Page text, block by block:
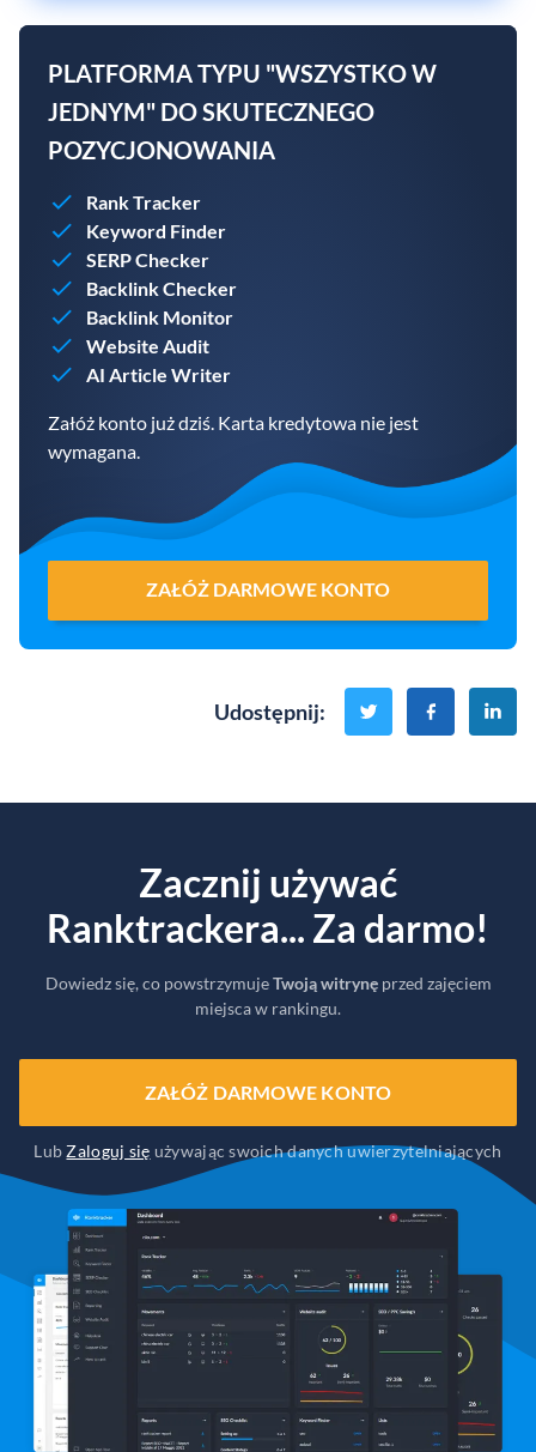
PLATFORMA TYPU "WSZYSTKO W
JEDNYM" DO SKUTECZNEGO
POZYCJONOWANIA
Rank Tracker
Keyword Finder
SERP Checker
Backlink Checker
Backlink Monitor
Website Audit
AI Article Writer
Załóż konto już dziś. Karta kredytowa nie jest
wymagana.
ZAŁÓŻ DARMOWE KONTO
Udostępnij:
Zacznij używać
Ranktrackera... Za darmo!
Dowiedz się, co powstrzymujeTwoją witrynęprzed zajęciem
miejsca w rankingu.
ZAŁÓŻ DARMOWE KONTO
LubZaloguj się używając swoich danych uwierzytelniających